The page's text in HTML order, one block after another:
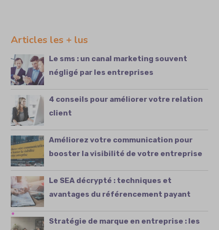
Articles les + lus
Le sms : un canal marketing souvent
négligé par les entreprises
4 conseils pour améliorer votre relation
client
Améliorez votre communication pour
booster la visibilité de votre entreprise
Le SEA décrypté : techniques et
avantages du référencement payant
Stratégie de marque en entreprise : les